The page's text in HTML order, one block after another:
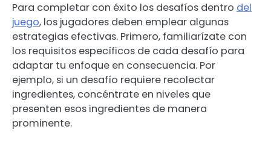
Para completar con éxito los desafíos dentro del
juego, los jugadores deben emplear algunas
estrategias efectivas. Primero, familiarízate con
los requisitos específicos de cada desafío para
adaptar tu enfoque en consecuencia. Por
ejemplo, si un desafío requiere recolectar
ingredientes, concéntrate en niveles que
presenten esos ingredientes de manera
prominente.